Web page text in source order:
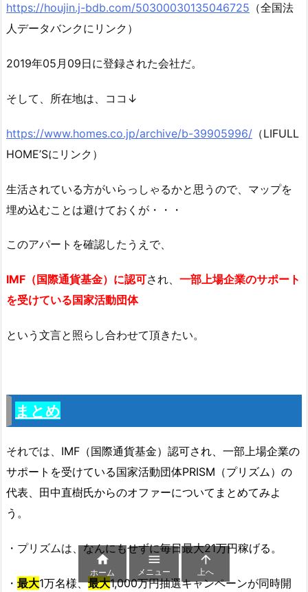
https://houjin.j-bdb.com/50300030135046725 （全国法
人データバンクにリンク）
2019年05月09日に登録された会社だ。
そして、所在地は、ココ↓
https://www.homes.co.jp/archive/b-39905996/ （LIFULL
HOME’Sにリンク）
生活されている方がいらっしゃるかと思うので、マップを
埋め込むことは避けておくが・・・
このアパートを確認したうえで、
IMF（国際通貨基金）に認可され、 一部上場企業のサポート
を受けている国家活動団体
という文言と照らし合わせて頂きたい。
まとめ
それでは、 IMF（国際通貨基金）認可され、一部上場企業の
サポートを受けている国家活動団体PRISM（プリズム）の
代表、田中直樹氏からのオファーについてまとめてみよ
う。
・プリズムは、なんにもせずに毎日最大21万円稼げる。
・ 最大1万名様、最大1,000万円抽選キャンペーンが同時開

ホーム

メニュー

上へ